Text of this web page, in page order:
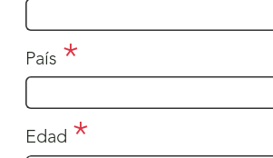
País
Edad